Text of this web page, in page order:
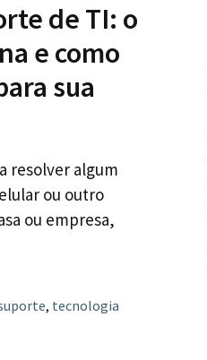
de TI: o
e como
sua
resolver algum
ou outro
ou empresa,
, tecnologia